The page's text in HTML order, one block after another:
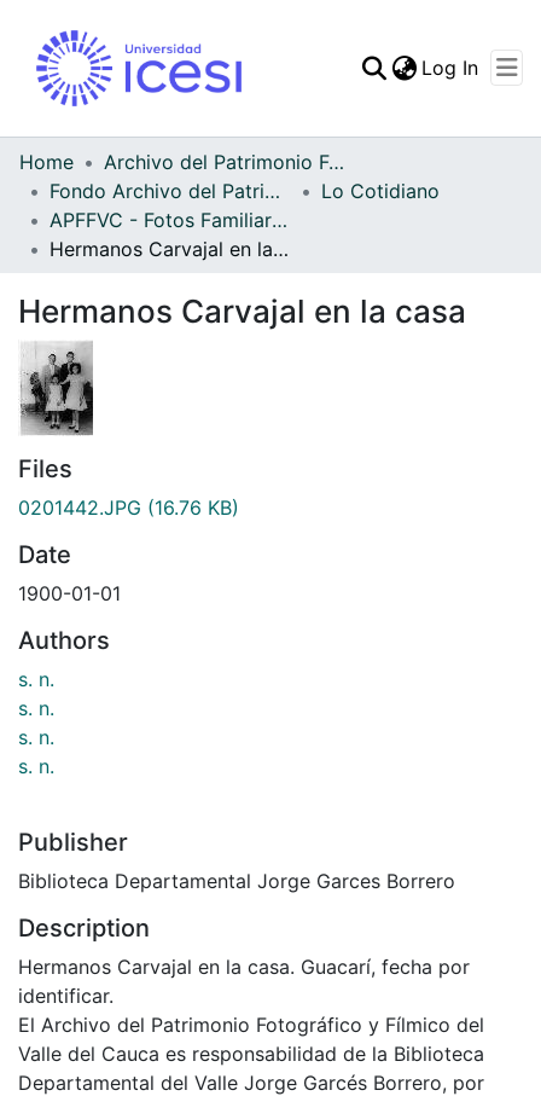
Statistics
Log In
Home
Archivo del Patrimonio Fotográfico y Fílmico del Valle del Cauca
Fondo Archivo del Patrimonio Fotográfico y Fílmico del Valle del Cauca
Lo Cotidiano
APFFVC - Fotos Familiares - Patrimonial
Hermanos Carvajal en la casa
Hermanos Carvajal en la casa
Files
0201442.JPG (16.76 KB)
Date
1900-01-01
Authors
s. n.
s. n.
s. n.
s. n.
Publisher
Biblioteca Departamental Jorge Garces Borrero
Description
Hermanos Carvajal en la casa. Guacarí, fecha por
identificar.
El Archivo del Patrimonio Fotográfico y Fílmico del
Valle del Cauca es responsabilidad de la Biblioteca
Departamental del Valle Jorge Garcés Borrero, por